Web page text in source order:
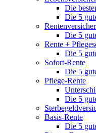
Die
Die 5
Die 5
Rente +
Die 5
Sofort-Rente
Die 5
Pflege-Rente
Die 5
Basis-Rente
Die 5